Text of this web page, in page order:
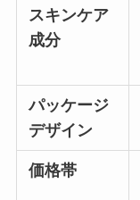
スキンケア
成分
パッケージ
デザイン
価格帯